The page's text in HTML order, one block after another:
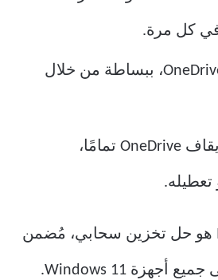
يمكنك أيضًا إيقاف OneDrive، ببساطة من خلال
إذا كنت ترغب في إيقاف OneDrive تمامًا،
تعطيله.
Microsoft OneDrive هو حل تخزين سحابي، مُضمن
ومُفعّل افتراضيًا على جميع أجهزة Windows 11.